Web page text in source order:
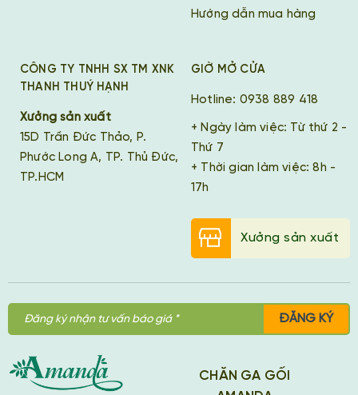
Hướng dẫn mua hàng
CÔNG TY TNHH SX TM XNK
THANH THUÝ HẠNH
Xưởng sản xuất
15D Trần Đức Thảo, P.
Phước Long A, TP. Thủ Đức,
TP.HCM
GIỜ MỞ CỬA
Hotline: 0938 889 418
+ Ngày làm việc: Từ thứ 2 -
Thứ 7
+ Thời gian làm việc: 8h -
17h
Xưởng sản xuất
ĐĂNG KÝ
CHĂN GA GỐI